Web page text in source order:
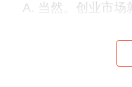
A. 当然。创业市场